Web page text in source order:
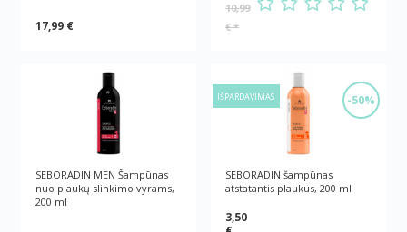
17,99 €
10,99
€*
SEBORADIN MEN Šampūnas
nuo plaukų slinkimo vyrams,
200 ml
-50%
IŠPARDAVIMAS
SEBORADIN šampūnas
atstatantis plaukus, 200 ml
3,50